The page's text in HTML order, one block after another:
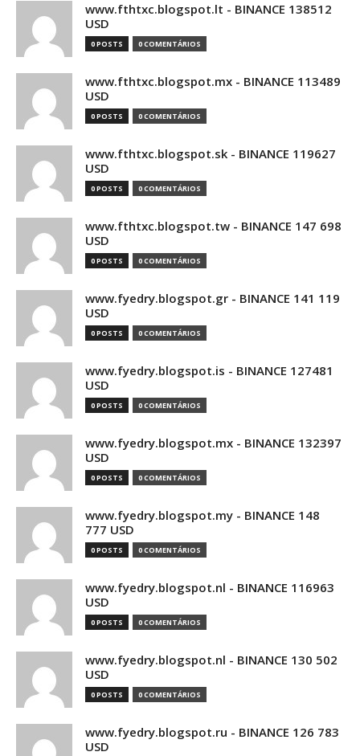
www.fthtxc.blogspot.lt - BINANCE 138512
USD
0 POSTS 0 COMENTÁRIOS
www.fthtxc.blogspot.mx - BINANCE 113489
USD
0 POSTS 0 COMENTÁRIOS
www.fthtxc.blogspot.sk - BINANCE 119627
USD
0 POSTS 0 COMENTÁRIOS
www.fthtxc.blogspot.tw - BINANCE 147 698
USD
0 POSTS 0 COMENTÁRIOS
www.fyedry.blogspot.gr - BINANCE 141 119
USD
0 POSTS 0 COMENTÁRIOS
www.fyedry.blogspot.is - BINANCE 127481
USD
0 POSTS 0 COMENTÁRIOS
www.fyedry.blogspot.mx - BINANCE 132397
USD
0 POSTS 0 COMENTÁRIOS
www.fyedry.blogspot.my - BINANCE 148
777 USD
0 POSTS 0 COMENTÁRIOS
www.fyedry.blogspot.nl - BINANCE 116963
USD
0 POSTS 0 COMENTÁRIOS
www.fyedry.blogspot.nl - BINANCE 130 502
USD
0 POSTS 0 COMENTÁRIOS
www.fyedry.blogspot.ru - BINANCE 126 783
USD